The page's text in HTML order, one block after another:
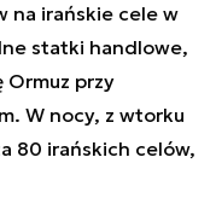
na irańskie cele w
statki handlowe,
Ormuz przy
W nocy, z wtorku
80 irańskich celów,